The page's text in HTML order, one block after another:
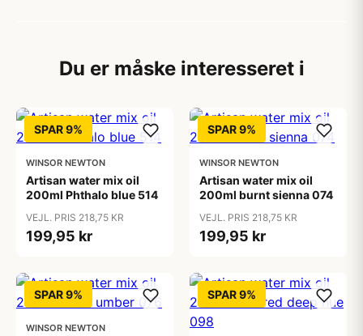
Du er måske interesseret i
SPAR 9%
WINSOR NEWTON
Artisan water mix oil
200ml Phthalo blue 514
VEJL. PRIS 218,75 KR
199,95 kr
SPAR 9%
WINSOR NEWTON
Artisan water mix oil
200ml burnt sienna 074
VEJL. PRIS 218,75 KR
199,95 kr
SPAR 9%
WINSOR NEWTON
SPAR 9%